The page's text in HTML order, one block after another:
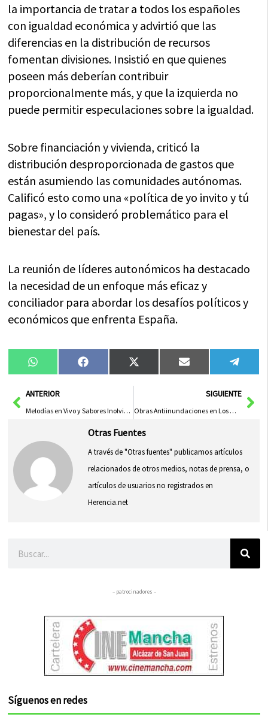
la importancia de tratar a todos los españoles
con igualdad económica y advirtió que las
diferencias en la distribución de recursos
fomentan divisiones. Insistió en que quienes
poseen más deberían contribuir
proporcionalmente más, y que la izquierda no
puede permitir especulaciones sobre la igualdad.
Sobre financiación y vivienda, criticó la
distribución desproporcionada de gastos que
están asumiendo las comunidades autónomas.
Calificó esto como una «política de yo invito y tú
pagas», y lo consideró problemático para el
bienestar del país.
La reunión de líderes autonómicos ha destacado
la necesidad de un enfoque más eficaz y
conciliador para abordar los desafíos políticos y
económicos que enfrenta España.
Compartir
en
WhatsAppCompartir
en
FacebookCompartir
en
X
(Twitter)
Compartir
en
Email
en
AntANTERIOR
Melodías en Vivo y Sabores Inolvidables en el ‘Festival Gastro Fest’
SIGUIENTE
Obras Antiinundaciones en Los Manantiales Terminarán en Junio
Otras Fuentes
A través de "Otras fuentes" publicamos artículos
relacionados de otros medios, notas de prensa, o
artículos de usuarios no registrados en
Herencia.net
– patrocinadores –
Síguenos en redes